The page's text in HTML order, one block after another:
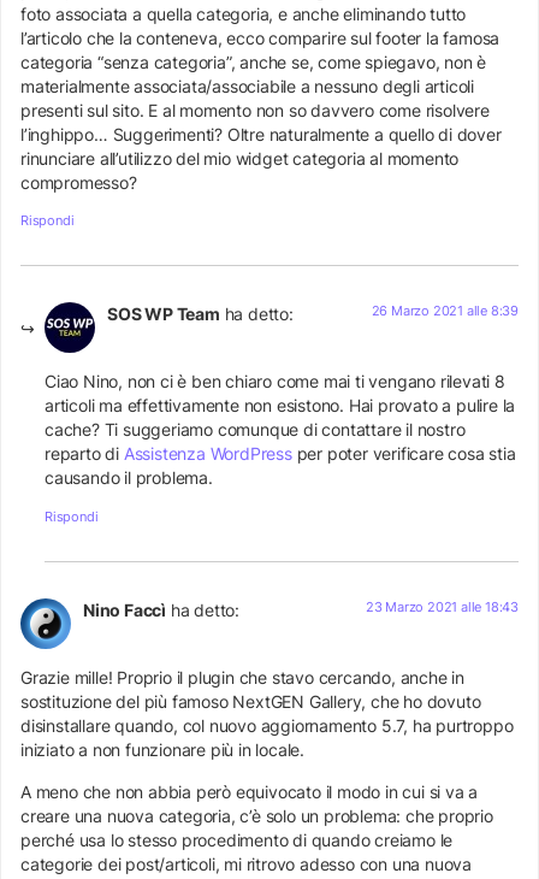
foto associata a quella categoria, e anche eliminando tutto
l’articolo che la conteneva, ecco comparire sul footer la famosa
categoria “senza categoria”, anche se, come spiegavo, non è
materialmente associata/associabile a nessuno degli articoli
presenti sul sito. E al momento non so davvero come risolvere
l’inghippo… Suggerimenti? Oltre naturalmente a quello di dover
rinunciare all’utilizzo del mio widget categoria al momento
compromesso?
Rispondi
SOS WP Team ha detto: 26 Marzo 2021 alle 8:39
Ciao Nino, non ci è ben chiaro come mai ti vengano rilevati 8
articoli ma effettivamente non esistono. Hai provato a pulire la
cache? Ti suggeriamo comunque di contattare il nostro
reparto di Assistenza WordPressper poter verificare cosa stia
causando il problema.
Rispondi
Nino Faccì ha detto: 23 Marzo 2021 alle 18:43
Grazie mille! Proprio il plugin che stavo cercando, anche in
sostituzione del più famoso NextGEN Gallery, che ho dovuto
disinstallare quando, col nuovo aggiornamento 5.7, ha purtroppo
iniziato a non funzionare più in locale.
A meno che non abbia però equivocato il modo in cui si va a
creare una nuova categoria, c’è solo un problema: che proprio
perché usa lo stesso procedimento di quando creiamo le
categorie dei post/articoli, mi ritrovo adesso con una nuova